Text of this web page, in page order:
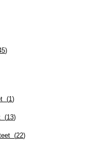
)
(1)
(13)
(22)